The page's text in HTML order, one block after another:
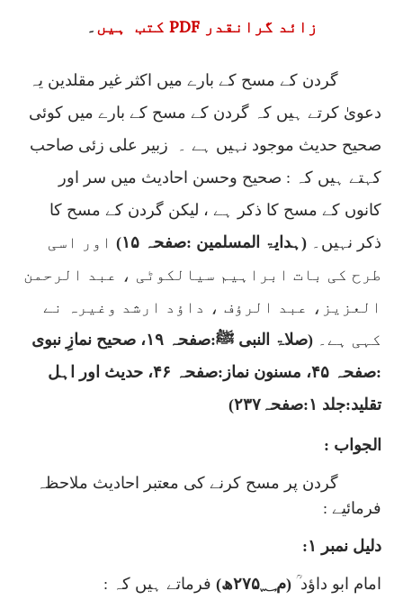
زائد گرانقدر PDF کتب ہیں
۔
گردن کے مسح کے بارے میں اکثر غیر مقلدین یہ
دعویٰ کرتے ہیں کہ گردن کے مسح کے بارے میں کوئی
صحیح حدیث موجود نہیں ہے ۔
زبیر علی زئی صاحب
کہتے ہیں کہ : صحیح وحسن احادیث میں سر اور
کانوں کے مسح کا ذکر ہے ، لیکن گردن کے مسح کا
ذکر نہیں۔ (ہدایۃ المسلمین :صفحہ ۱۵)
اور اسی
طرح کی بات ابراہیم سیالکوٹی ، عبد الرحمن
العزیز، عبد الرؤف ، داؤد ارشد وغیرہ نے
کہی ہے۔ (صلاۃ النبی ﷺ:صفحہ ۱۹،
صحیح نمازِ نبوی
:صفحہ ۴۵، مسنون نماز:صفحہ ۴۶، حدیث اور اہل
تقلید:جلد ۱:صفحہ۲۳۷)
الجواب :
گردن پر مسح کرنے کی معتبر احادیث ملاحظہ
فرمائیے :
دلیل نمبر ۱:
امام ابو داؤد ؒ (م۲۷۵؁ھ) فرماتے ہیں کہ :